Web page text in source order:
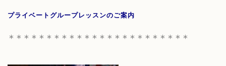
プライベートグループレッスンのご案内
＊＊＊＊＊＊＊＊＊＊＊＊＊＊＊＊＊＊＊＊＊＊＊＊